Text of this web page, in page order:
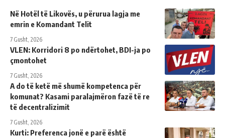
Në Hotël të Likovës, u përurua lagja me
emrin e Komandant Telit
7 Gusht, 2026
VLEN: Korridori 8 po ndërtohet, BDI-ja po
çmontohet
7 Gusht, 2026
A do të ketë më shumë kompetenca për
komunat? Kasami paralajmëron fazë të re
të decentralizimit
7 Gusht, 2026
Kurti: Preferenca jonë e parë është